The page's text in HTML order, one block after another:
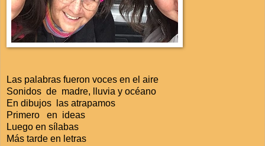
Las palabras fueron voces en el aire
Sonidos de madre, lluvia y océano
En dibujos las atrapamos
Primero en ideas
Luego en sílabas
Más tarde en letras